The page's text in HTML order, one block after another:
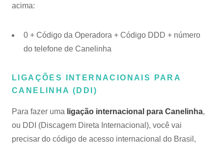
acima:
0 + Código da Operadora + Código DDD + número
do telefone de Canelinha
LIGAÇÕES INTERNACIONAIS PARA
CANELINHA (DDI)
Para fazer uma ligação internacional para Canelinha,
ou DDI (Discagem Direta Internacional), você vai
precisar do código de acesso internacional do Brasil,